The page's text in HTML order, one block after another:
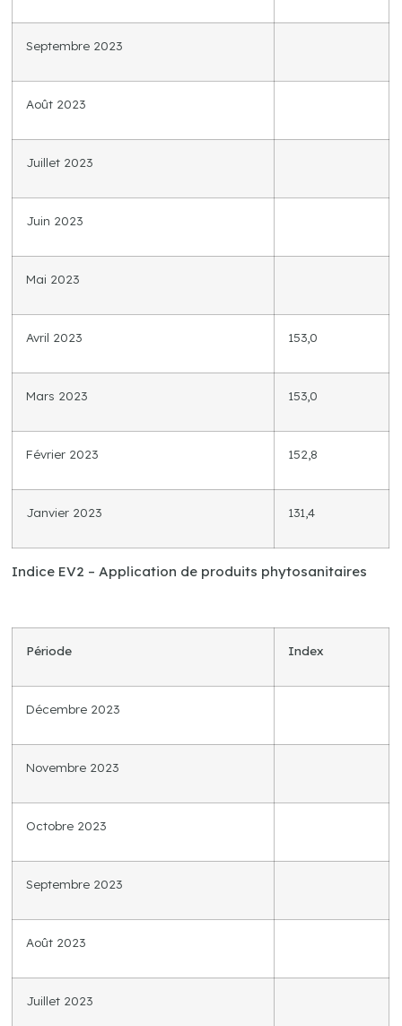
Septembre 2023
Août 2023
Juillet 2023
Juin 2023
Mai 2023
Avril 2023 153,0
Mars 2023 153,0
Février 2023 152,8
Janvier 2023 131,4
Indice EV2 – Application de produits phytosanitaires
Période Index
Décembre 2023
Novembre 2023
Octobre 2023
Septembre 2023
Août 2023
Juillet 2023